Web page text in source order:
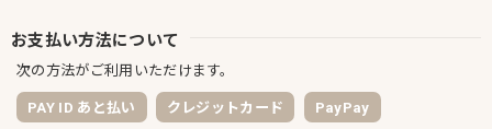
お支払い方法について
次の方法がご利用いただけます。
PAY ID あと払い クレジットカード PayPay